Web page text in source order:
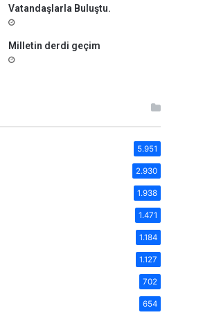
Vatandaşlarla Buluştu.
Milletin derdi geçim
5.951
2.930
1.938
1.471
1.184
1.127
702
654